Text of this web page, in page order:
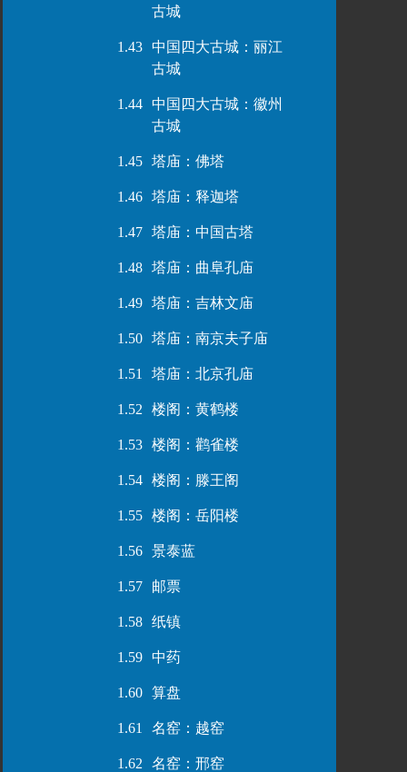
古城
1.43
中国四大古城：丽江
古城
1.44
中国四大古城：徽州
古城
1.45 塔庙：佛塔
1.46 塔庙：释迦塔
1.47 塔庙：中国古塔
1.48 塔庙：曲阜孔庙
1.49 塔庙：吉林文庙
1.50 塔庙：南京夫子庙
1.51 塔庙：北京孔庙
1.52 楼阁：黄鹤楼
1.53 楼阁：鹳雀楼
1.54 楼阁：滕王阁
1.55 楼阁：岳阳楼
1.56 景泰蓝
1.57 邮票
1.58 纸镇
1.59 中药
1.60 算盘
1.61 名窑：越窑
1.62 名窑：邢窑